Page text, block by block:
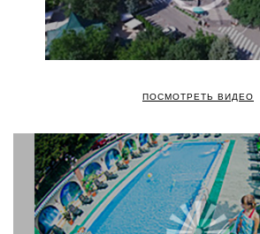
ПОСМОТРЕТЬ ВИДЕО